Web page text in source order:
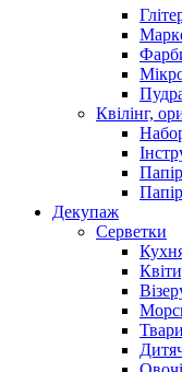
Квілінг,
Декупаж
Серветки